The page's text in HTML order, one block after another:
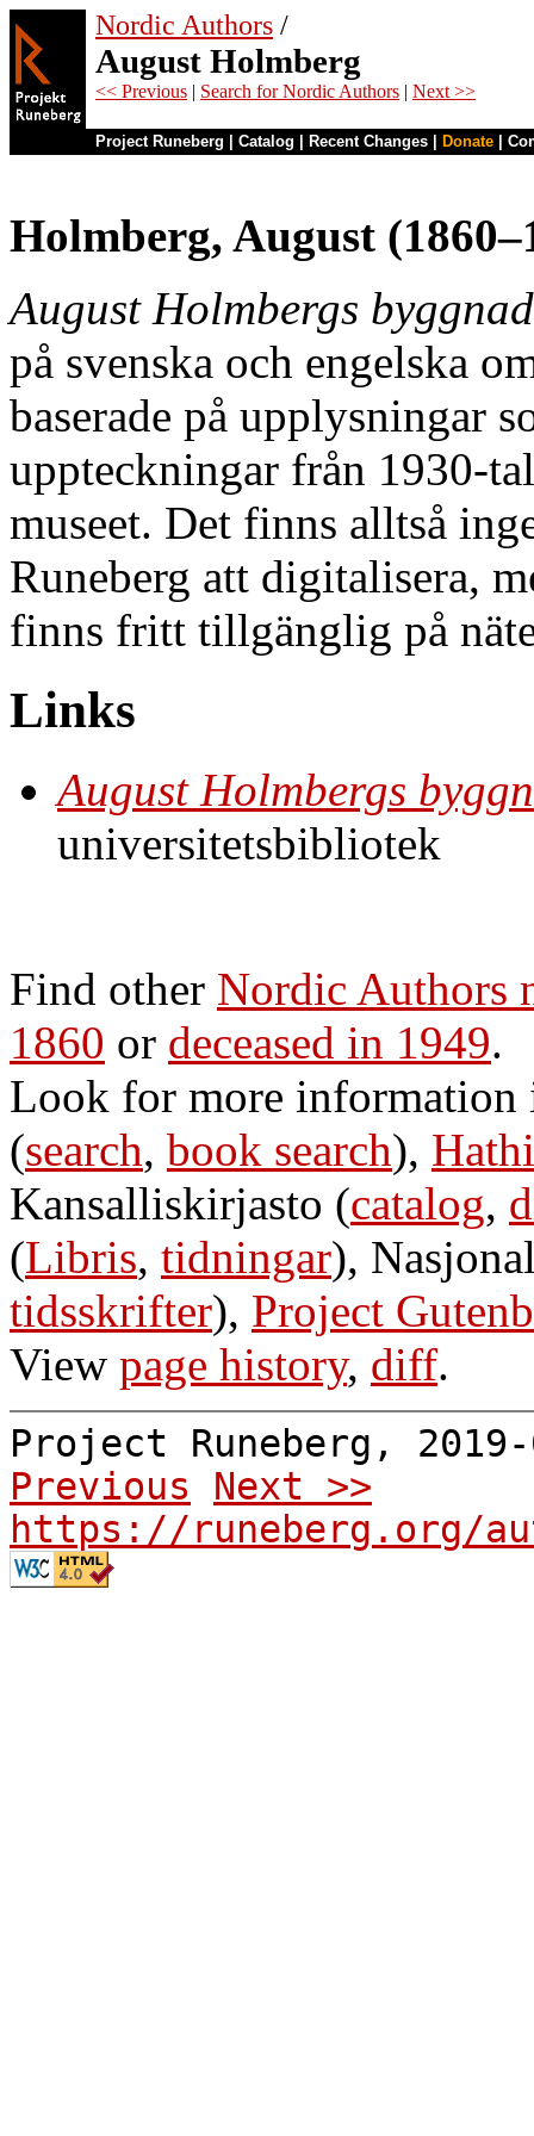
Nordic Authors /
August Holmberg
<< Previous | Search for Nordic Authors | Next >>
Project Runeberg Catalog Recent Changes Donate
Holmberg, August
August Holmbergs
på svenska och engelska
baserade på upplysningar
uppteckningar från 1930-
museet. Det finns alltså
Runeberg att digitalisera,
finns fritt tillgänglig på
Links
August Holmbergs
universitetsbibliotek
Find other Nordic Authors
1860 or deceased in 1949.
Look for more
(search, book search),
Kansalliskirjasto (catalog,
(Libris, tidningar),
tidsskrifter), Project
View page history, diff.
Project Runeberg,
Previous
Next >>
https://runeberg.org/